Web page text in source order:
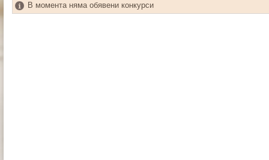
В момента няма обявени конкурси